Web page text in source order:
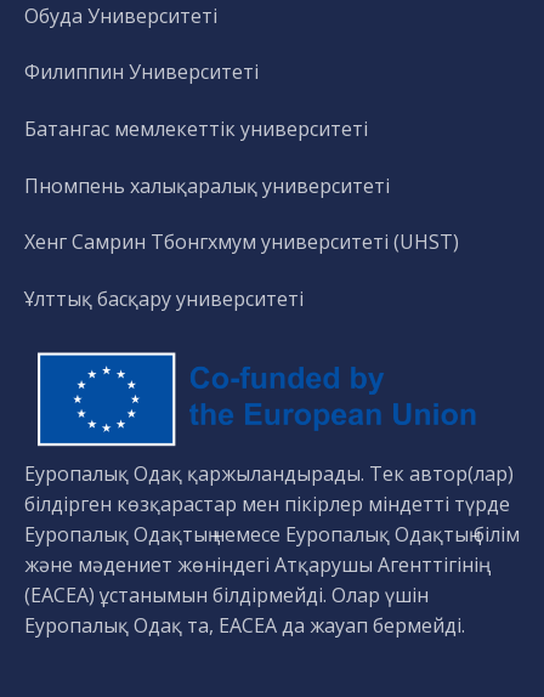
Обуда Университеті
Филиппин Университеті
Батангас мемлекеттік университеті
Пномпень халықаралық университеті
Хенг Самрин Тбонгхмум университеті (UHST)
Ұлттық басқару университеті
Еуропалық Одақ қаржыландырады. Тек автор(лар)
білдірген көзқарастар мен пікірлер міндетті түрде
Еуропалық Одақтың немесе Еуропалық Одақтың білім
және мәдениет жөніндегі Атқарушы Агенттігінің
(EACEA) ұстанымын білдірмейді. Олар үшін
Еуропалық Одақ та, EACEA да жауап бермейді.